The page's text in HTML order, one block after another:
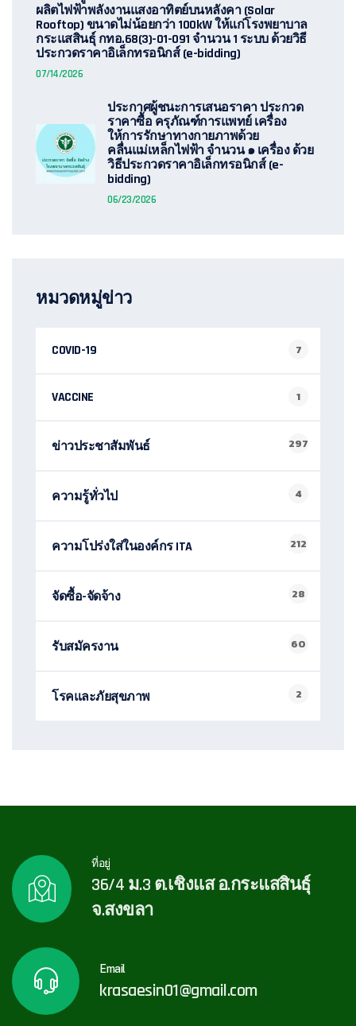
ผลิตไฟฟ้าพลังงานแสงอาทิตย์บนหลังคา (Solar
Rooftop) ขนาดไม่น้อยกว่า 100kW ให้แก่โรงพยาบาล
กระแสสินธุ์ กทอ.68(3)-01-091 จำนวน 1 ระบบ ด้วยวิธี
ประกวดราคาอิเล็กทรอนิกส์ (e-bidding)
07/14/2026
ประกาศผู้ชนะการเสนอราคา ประกวด
ราคาซื้อ ครุภัณฑ์การแพทย์ เครื่อง
ให้การรักษาทางกายภาพด้วย
คลื่นแม่เหล็กไฟฟ้า จำนวน ๑ เครื่อง ด้วย
วิธีประกวดราคาอิเล็กทรอนิกส์ (e-
bidding)
06/23/2026
หมวดหมู่ข่าว
COVID-19 7
VACCINE 1
ข่าวประชาสัมพันธ์ 297
ความรู้ทั่วไป 4
ความโปร่งใส่ในองค์กร ITA 212
จัดซื้อ-จัดจ้าง 28
รับสมัครงาน 60
โรคและภัยสุขภาพ 2
ที่อยู่
36/4 ม.3 ต.เชิงแส อ.กระแสสินธุ์
จ.สงขลา
Email
krasaesin01@gmail.com